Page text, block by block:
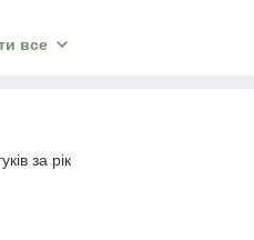
потрібно – допоможемо з
все
за рік